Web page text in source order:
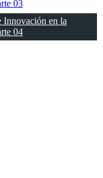
03
Innovación en la
04